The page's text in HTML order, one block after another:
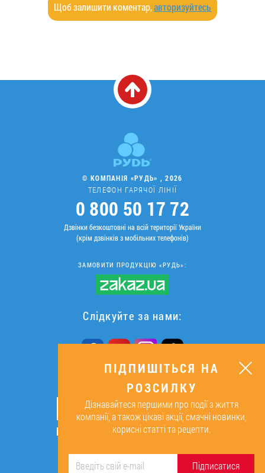
Щоб залишити коментар,авторизуйтесь
© КОМПАНІЯ «РУДЬ» , 2026
ТЕЛЕФОН ГАРЯЧОЇ ЛІНІЇ
0 800 50 17 72
Дзвінки безкоштовні на всій території України
(крім дзвінків з мобільних телефонів)
ЗАМОВИТИ ПРОДУКЦІЮ «РУДЬ»:
Слідкуйте за нами:
ПІДПИШІТЬСЯ НА РОЗСИЛКУ
ОК
Підписуючись, я даю згоду на
ПІДПИШІТЬСЯ НА
РОЗСИЛКУ
Дізнавайтеся першими про події з життя
компанії, а також цікаві акції, смачні новинки,
корисні статті та рецепти.
Підписатися